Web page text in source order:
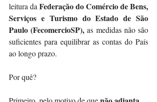
leitura da Federação do Comércio de Bens,
Serviços e Turismo do Estado de São
Paulo (FecomercioSP), as medidas não são
suficientes para equilibrar as contas do País
ao longo prazo.
Por quê?